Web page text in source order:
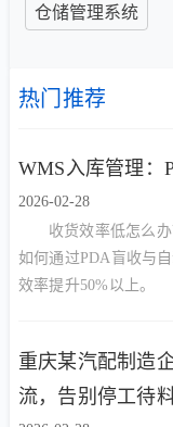
仓储管理系统
热门推荐
WMS入库管理：
2026-02-28
收货效率低怎么
如何通过PDA盲收与
效率提升50%以上。
重庆某汽配制造
流，告别停工待